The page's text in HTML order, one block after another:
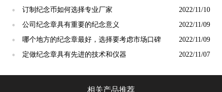
● 订制纪念币如何选择专业厂家 2022/11/10
● 公司纪念章具有重要的纪念意义 2022/11/09
● 哪个地方的纪念章最好，选择要考虑市场口碑 2022/11/09
● 定做纪念章具有先进的技术和仪器 2022/11/07
相关产品推荐